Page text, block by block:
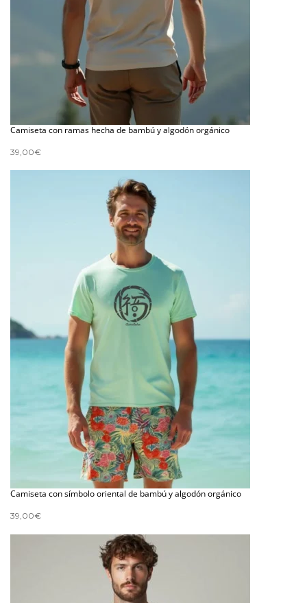
Camiseta con ramas hecha de bambú y algodón orgánico
39,00€
Camiseta con símbolo oriental de bambú y algodón orgánico
39,00€